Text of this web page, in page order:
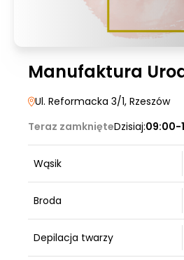
Manufaktura
Ul. Reformacka 3/1, Rzeszów
Teraz zamknięteDzisiaj:09:00-
Wąsik
Broda
Depilacja twarzy